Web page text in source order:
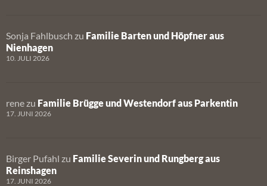
Sonja Fahlbusch zu Familie Barten und Höpfner aus
Nienhagen
10. JULI 2026
rene zu Familie Brügge und Westendorf aus Parkentin
17. JUNI 2026
Birger Pufahl zu Familie Severin und Rungberg aus
Reinshagen
17. JUNI 2026